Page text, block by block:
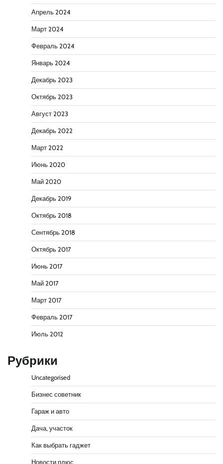
Апрель 2024
Март 2024
Февраль 2024
Январь 2024
Декабрь 2023
Октябрь 2023
Август 2023
Декабрь 2022
Март 2022
Июнь 2020
Май 2020
Декабрь 2019
Октябрь 2018
Сентябрь 2018
Октябрь 2017
Июнь 2017
Май 2017
Март 2017
Февраль 2017
Июль 2012
Рубрики
Uncategorised
Бизнес советник
Гараж и авто
Дача, участок
Как выбрать гаджет
Новости плюс